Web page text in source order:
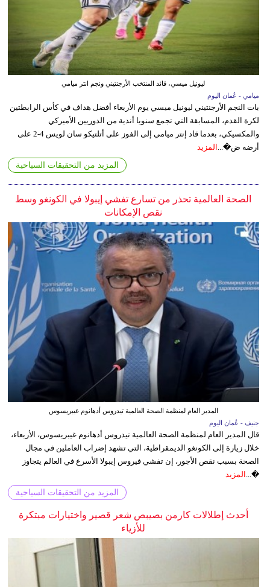
ليونيل ميسي، قائد المنتخب الأرجنتيني ونجم انتر ميامي
ميامي - عُمان اليوم
بات النجم الأرجنتيني ليونيل ميسي يوم الأربعاء أفضل هداف في كأس الرابطتين
لكرة القدم، المسابقة التي تجمع سنويا أندية من الدوريين الأميركي
والمكسيكي، بعدما قاد إنتر ميامي إلى الفوز على أتلتيكو سان لويس 4-2 على
أرضه ض�... المزيد
المزيد من التحقيقات السياحية
الصحة العالمية تحذر من تسارع تفشي إيبولا في الكونغو وسط
نقص الإمكانات
المدير العام لمنظمة الصحة العالمية تيدروس أدهانوم غيبريسوس
جنيف - عُمان اليوم
قال المدير العام لمنظمة الصحة العالمية تيدروس أدهانوم غيبريسوس، الأربعاء،
خلال زيارة إلى الكونغو الديمقراطية، التي تشهد إضراب العاملين في مجال
الصحة بسبب نقص الأجور، إن تفشي فيروس إيبولا الأسرع في العالم يتجاوز
�...
المزيد
المزيد من التحقيقات السياحية
أحدث إطلالات كارمن بصيبص شعر قصير واختيارات مبتكرة
للأزياء